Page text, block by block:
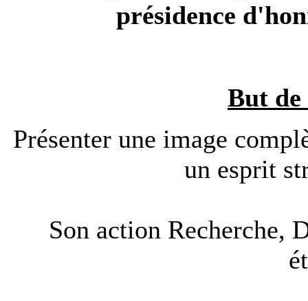
présidence
But
Présenter une image
un esprit
Son action Recherche,